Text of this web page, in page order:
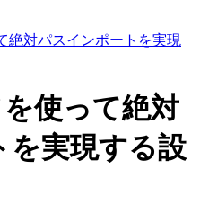
対パスインポートを実現
使って絶対
を実現する設